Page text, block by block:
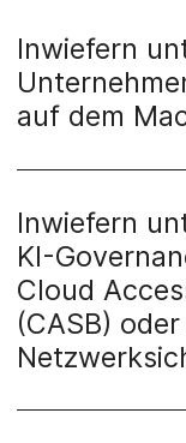
Inwiefern
auf dem
Inwiefern
KI-
Cloud
(CASB)